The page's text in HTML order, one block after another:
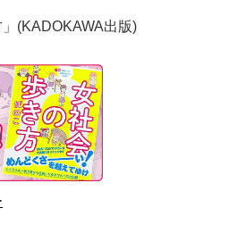
(KADOKAWA出版)